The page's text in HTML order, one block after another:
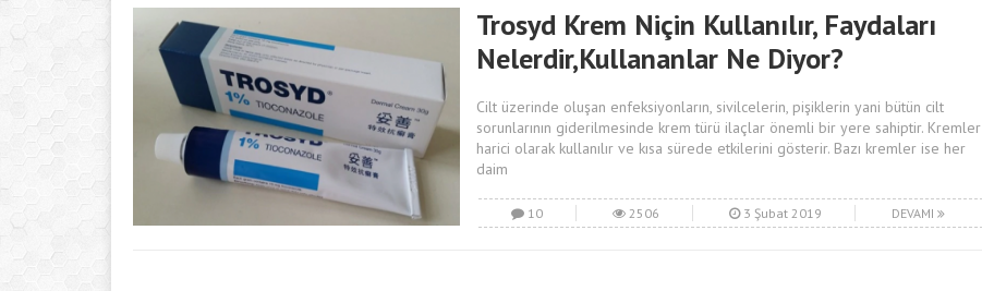
Trosyd Krem Niçin Kullanılır, Faydaları
Nelerdir,Kullananlar Ne Diyor?
Cilt üzerinde oluşan enfeksiyonların, sivilcelerin, pişiklerin yani bütün cilt
sorunlarının giderilmesinde krem türü ilaçlar önemli bir yere sahiptir. Kremler
harici olarak kullanılır ve kısa sürede etkilerini gösterir. Bazı kremler ise her
daim
10 2506 3 Şubat 2019 DEVAMI